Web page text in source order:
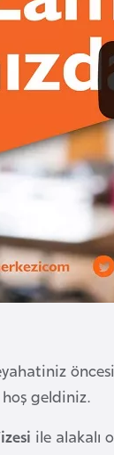
geldiniz.
ile alakalı